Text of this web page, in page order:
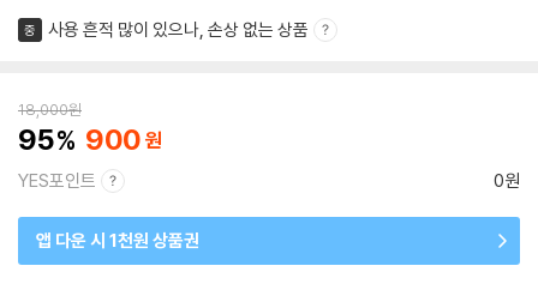
중 사용 흔적 많이 있으나, 손상 없는 상품
18,000원
95 900
YES포인트 0원
앱 다운 시 1천원 상품권